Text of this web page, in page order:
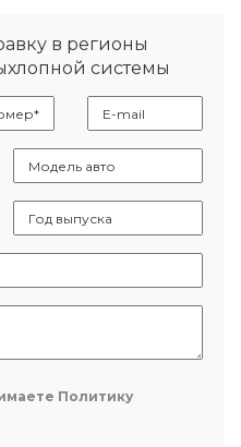
в регионы
системы
Политику